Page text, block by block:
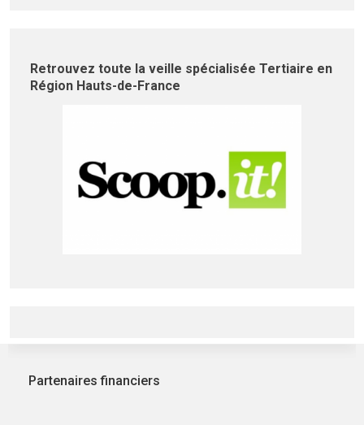
Retrouvez toute la veille spécialisée Tertiaire en
Région Hauts-de-France
Partenaires financiers